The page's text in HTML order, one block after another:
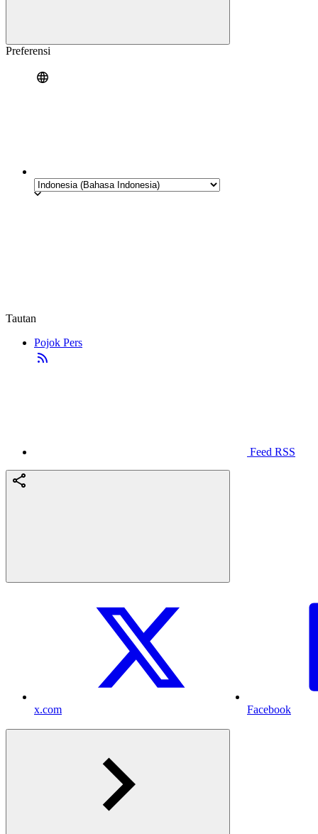
Preferensi
Tautan
Pojok Pers
Feed RSS
x.com Facebook